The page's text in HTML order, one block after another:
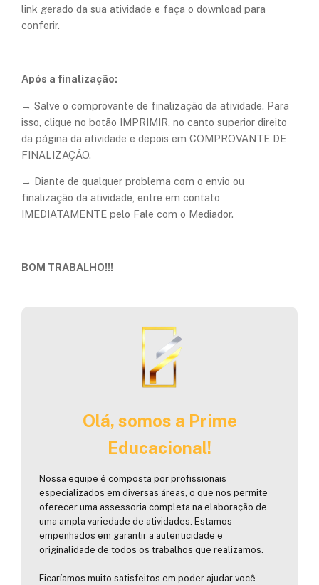
link gerado da sua atividade e faça o download para
conferir.
Após a finalização:
→ Salve o comprovante de finalização da atividade. Para
isso, clique no botão IMPRIMIR, no canto superior direito
da página da atividade e depois em COMPROVANTE DE
FINALIZAÇÃO.
​→ Diante de qualquer problema com o envio ou
finalização da atividade, entre em contato
IMEDIATAMENTE pelo Fale com o Mediador.
BOM TRABALHO!!!
Olá, somos a Prime
Educacional!
Nossa equipe é composta por profissionais
especializados em diversas áreas, o que nos permite
oferecer uma assessoria completa na elaboração de
uma ampla variedade de atividades. Estamos
empenhados em garantir a autenticidade e
originalidade de todos os trabalhos que realizamos.
Ficaríamos muito satisfeitos em poder ajudar você.